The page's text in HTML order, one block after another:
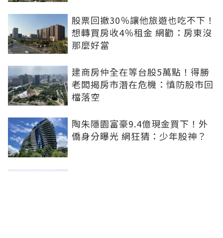
股票回撤30％讓他旅遊也吃不下！
想轉買房收4％租金 網勸：房東沒
那麼好當
建商房仲全在等台股5萬點！得勝
老闆揭房市潛在危機：慎防股市回
檔落空
陶朱隱園富豪9.4億現金買下！外
僑身分曝光 網狂猜：少年股神？